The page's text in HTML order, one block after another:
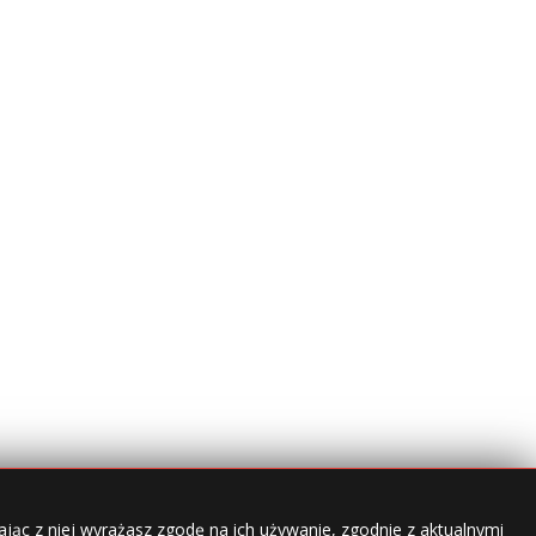
z niej wyrażasz zgodę na ich używanie, zgodnie z aktualnymi